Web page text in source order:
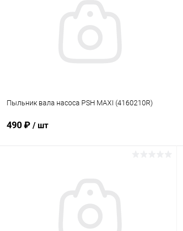
Пыльник вала насоса PSH MAXI (4160210R)
490 ₽ / шт